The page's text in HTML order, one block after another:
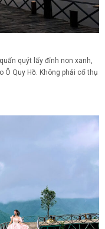
quýt lấy đỉnh non xanh,
Quy Hồ. Không phải cổ thụ